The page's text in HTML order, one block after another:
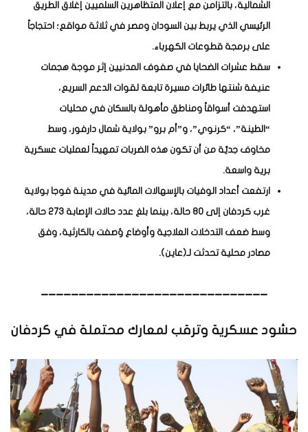
الشمالية، بالتزامن مع إعلان المتظاهرين السلميين إغلاق الطريق
الرئيسي الذي يربط بين السودان ومصر في ثلاثة مواقع؛ احتجاجاً
على برمجة قطوعات الكهرباء.
سقط عشرات الضحايا في صفوف المدنيين إثر موجة هجمات
عنيفة شنتها طائرات مسيرة تابعة لقوات الدعم السريع،
استهدفت أسواقاً ومناطق مأهولة بالسكان في محليات
“الطينة”، “كرنوي”، و”أم برو” بولاية شمال دارفور، وسط
مخاوف جديّة من أن تكون هذه الضربات تمهيداً لعمليات عسكرية
برية واسعة.
ارتفعت أعداد الوفيات بالإسهالات المائية في مدينة فوجا بولاية
غرب كردفان إلى 80 حالة، بينما بلغ عدد حالات الإصابة 273 حالة،
وسط ضعف التدخلات العلاجية وأوضاع وُصفت بالكارثية، وفق
مصادر محلية تحدثت لـ(عاين).
______________________________
حشود عسكرية وترقب لمعارك محتملة في كردفان